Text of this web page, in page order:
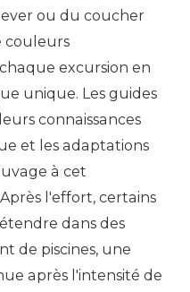
ou du coucher
couleurs
excursion en
unique. Les guides
connaissances
et les adaptations
à cet
l'effort, certains
dans des
de piscines, une
après l'intensité de